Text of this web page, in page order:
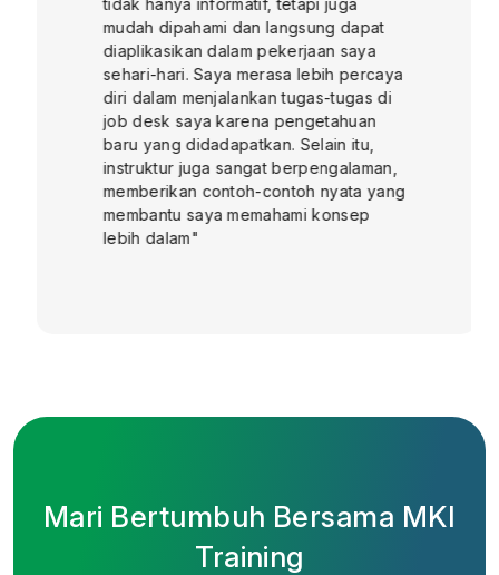
tidak hanya informatif, tetapi juga
mudah dipahami dan langsung dapat
diaplikasikan dalam pekerjaan saya
sehari-hari. Saya merasa lebih percaya
diri dalam menjalankan tugas-tugas di
job desk saya karena pengetahuan
baru yang didadapatkan. Selain itu,
instruktur juga sangat berpengalaman,
memberikan contoh-contoh nyata yang
membantu saya memahami konsep
lebih dalam"
Mari Bertumbuh Bersama MKI
Training